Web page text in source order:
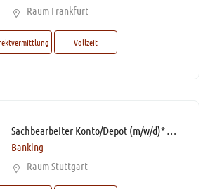
Raum Frankfurt
Vollzeit
Sachbearbeiter Konto/Depot (m/w/d)* Schwerpunkt Legitimationsprüfung (GWG) im Rahmen von KYC
Banking
Raum Stuttgart